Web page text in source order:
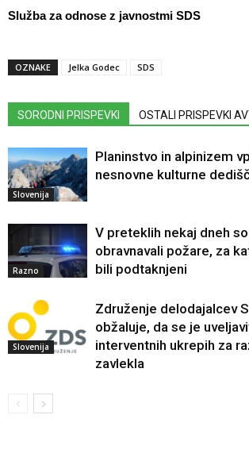
Služba za odnose z javnostmi SDS
OZNAKE Jelka Godec SDS
SORODNI PRISPEVKI OSTALI PRISPEVKI
Slovenija
Planinstvo in alpinizem
nesnovne kulturne
Razno
V preteklih nekaj dneh
obravnavali požare, za
bili podtaknjeni
Slovenija
Združenje delodajalcev
obžaluje, da se je
interventnih ukrepih za
zavlekla